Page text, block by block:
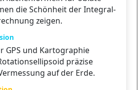
die Schönheit der Integral-
zeigen.
GPS und Kartographie
präzise
auf der Erde.